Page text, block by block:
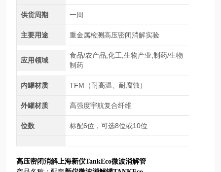
供货周期 一周
主要用途 重金属检测高压密闭消解实验
应用领域
食品/农产品,化工,生物产业,制药/生物
制药
内罐材质 TFM（耐高温、耐腐蚀）
外罐材质 高强度宇航复合纤维
位数 标配6位，可选8位或10位
高压密闭消解上海新仪TankEco微波消解管